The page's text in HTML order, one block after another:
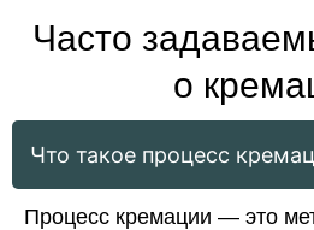
Часто
о
Что такое процесс
Процесс кремации — это